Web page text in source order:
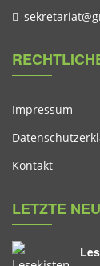
Impressum
Kontakt
LETZTE